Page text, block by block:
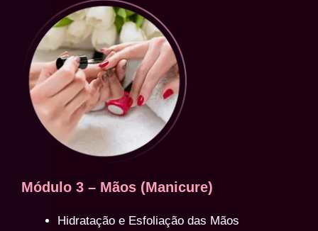
Módulo 3 – Mãos (Manicure)
Hidratação e Esfoliação das Mãos